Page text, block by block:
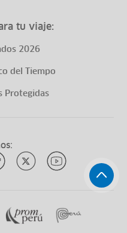
tu viaje:
2026
del Tiempo
Protegidas